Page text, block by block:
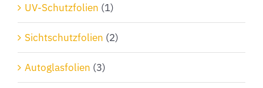
UV-Schutzfolien (1)
Sichtschutzfolien (2)
Autoglasfolien (3)